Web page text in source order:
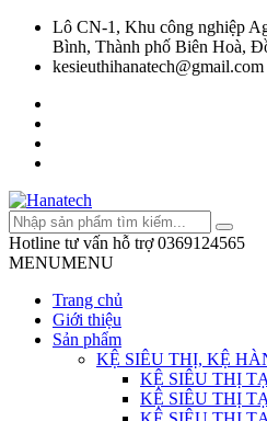
Lô CN-1, Khu công nghiệp
Bình, Thành phố Biên Hoà,
kesieuthihanatech@gmail.com
Hotline tư vấn hỗ trợ 0369124565
MENUMENU
Trang chủ
Giới thiệu
Sản phẩm
KỆ SIÊU THỊ, KỆ
KỆ SIÊU THỊ
KỆ SIÊU THỊ